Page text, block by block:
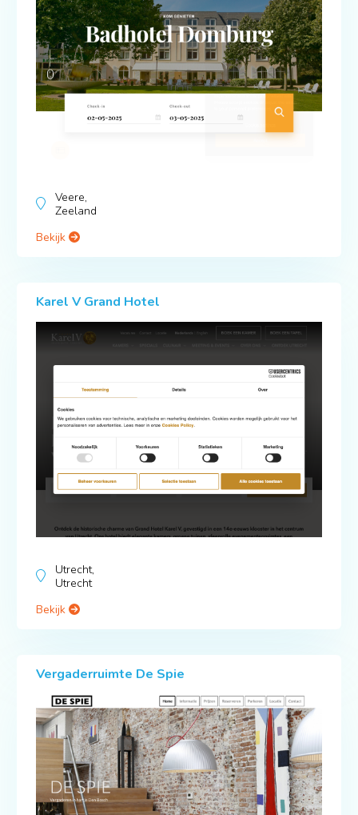
Veere,
Zeeland
Bekijk
Karel V Grand Hotel
Utrecht,
Utrecht
Bekijk
Vergaderruimte De Spie